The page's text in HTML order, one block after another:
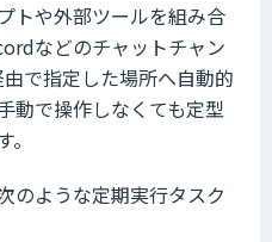
トや外部ツールを組み合
などのチャットチャン
で指定した場所へ自動的
動で操作しなくても定型
のような定期実行タスク